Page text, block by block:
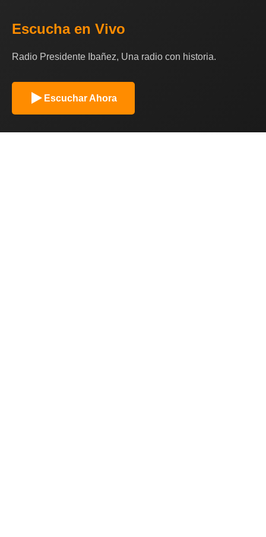
Escucha en Vivo
Radio Presidente Ibañez, Una radio con historia.
Escuchar Ahora